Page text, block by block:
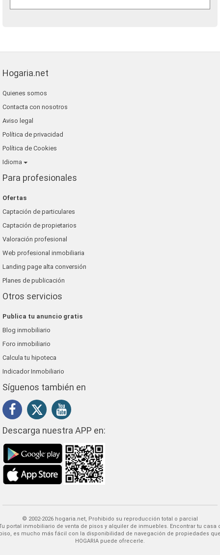
Hogaria.net
Quienes somos
Contacta con nosotros
Aviso legal
Política de privacidad
Política de Cookies
Idioma
Para profesionales
Ofertas
Captación de particulares
Captación de propietarios
Valoración profesional
Web profesional inmobiliaria
Landing page alta conversión
Planes de publicación
Otros servicios
Publica tu anuncio gratis
Blog inmobiliario
Foro inmobiliario
Calcula tu hipoteca
Indicador Inmobiliario
Síguenos también en
Descarga nuestra APP en:
© 2002-2026 hogaria.net, Prohibido su reproducción total o parcial
Encontrar tu casa o
es mucho más fácil con la disponibilidad de navegación de propiedades
HOGARIA puede ofrecerle.